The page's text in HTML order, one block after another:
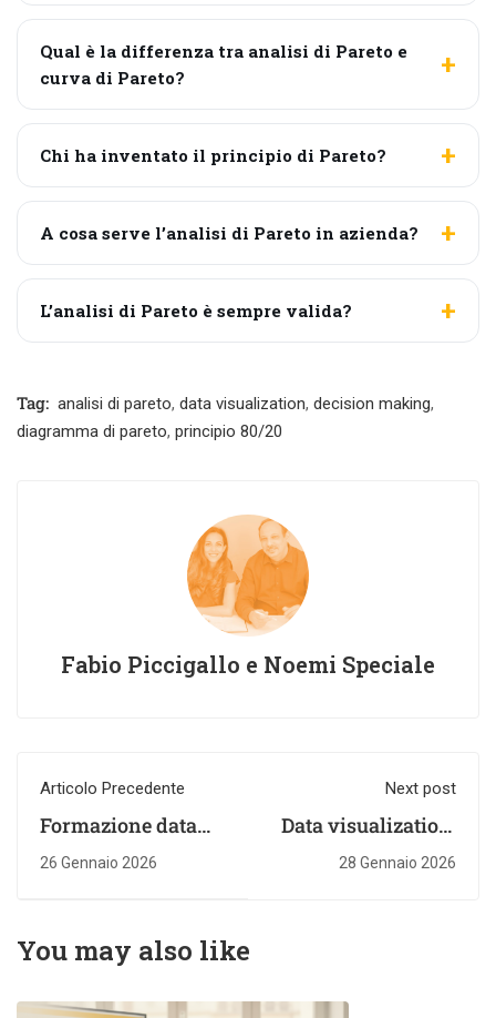
Qual è la differenza tra analisi di Pareto e
curva di Pareto?
Chi ha inventato il principio di Pareto?
A cosa serve l’analisi di Pareto in azienda?
L’analisi di Pareto è sempre valida?
Tag: analisi di pareto, data visualization, decision making,
diagramma di pareto, principio 80/20
Fabio Piccigallo e Noemi Speciale
Articolo Precedente
Formazione data
storytelling: scopri
corsi per
26 Gennaio 2026
Next post
Data visualization:
cos'è e come
trasforma i dati in
28 Gennaio 2026
You may also like